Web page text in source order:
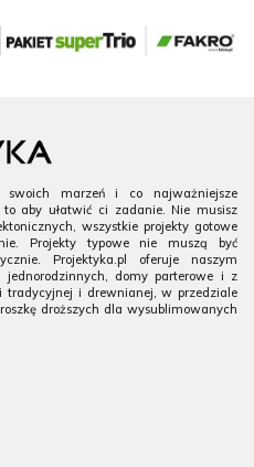
marzeń i co najważniejsze
to aby ułatwić ci zadanie. Nie musisz
wszystkie projekty gotowe
Projekty typowe nie muszą być
Projektyka.pl oferuje naszym
domy parterowe i z
tradycyjnej i drewnianej, w przedziale
droższych dla wysublimowanych